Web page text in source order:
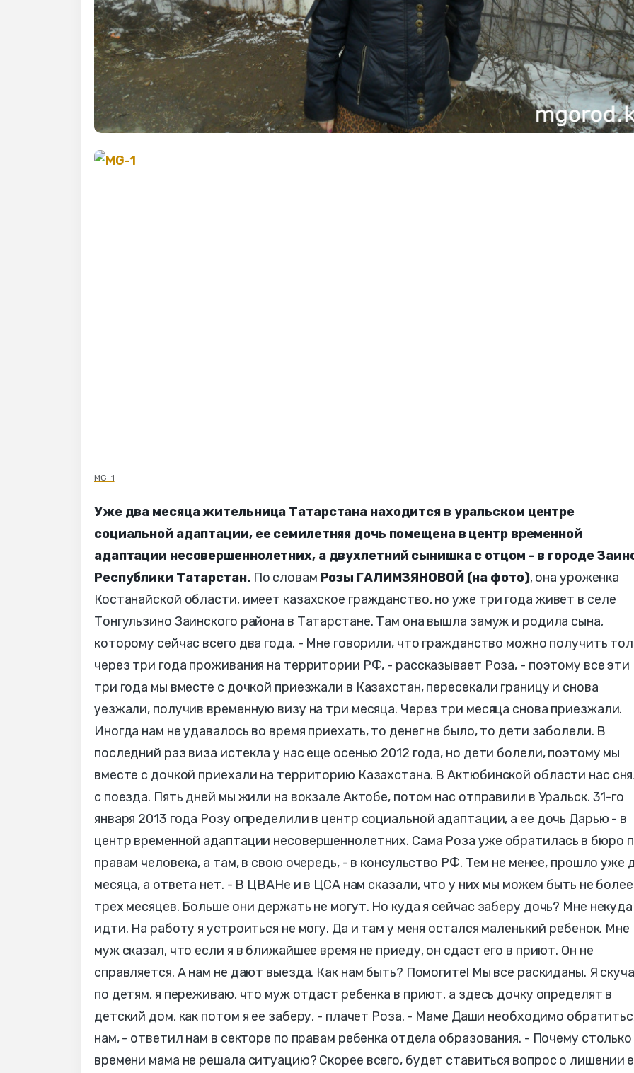
MG-1
Уже два месяца жительница Татарстана находится в уральском центре
социальной адаптации, ее семилетняя дочь помещена в центр временной
адаптации несовершеннолетних, а двухлетний сынишка с отцом - в городе
Республики Татарстан.По словам Розы ГАЛИМЗЯНОВОЙ (на фото), она уроженка
Костанайской области, имеет казахское гражданство, но уже три года живет в селе
Тонгульзино Заинского района в Татарстане. Там она вышла замуж и родила сына,
которому сейчас всего два года. - Мне говорили, что гражданство можно получить
через три года проживания на территории РФ, - рассказывает Роза, - поэтому все эти
три года мы вместе с дочкой приезжали в Казахстан, пересекали границу и снова
уезжали, получив временную визу на три месяца. Через три месяца снова приезжали.
Иногда нам не удавалось во время приехать, то денег не было, то дети заболели. В
последний раз виза истекла у нас еще осенью 2012 года, но дети болели, поэтому мы
вместе с дочкой приехали на территорию Казахстана. В Актюбинской области нас
с поезда. Пять дней мы жили на вокзале Актобе, потом нас отправили в Уральск. 31-го
января 2013 года Розу определили в центр социальной адаптации, а ее дочь Дарью - в
центр временной адаптации несовершеннолетних. Сама Роза уже обратилась в бюро
правам человека, а там, в свою очередь, - в консульство РФ. Тем не менее, прошло уже
месяца, а ответа нет. - В ЦВАНе и в ЦСА нам сказали, что у них мы можем быть не более
трех месяцев. Больше они держать не могут. Но куда я сейчас заберу дочь? Мне некуда
идти. На работу я устроиться не могу. Да и там у меня остался маленький ребенок. Мне
муж сказал, что если я в ближайшее время не приеду, он сдаст его в приют. Он не
справляется. А нам не дают выезда. Как нам быть? Помогите! Мы все раскиданы. Я
по детям, я переживаю, что муж отдаст ребенка в приют, а здесь дочку определят в
детский дом, как потом я ее заберу, - плачет Роза. - Маме Даши необходимо
нам, - ответил нам в секторе по правам ребенка отдела образования. - Почему столько
времени мама не решала ситуацию? Скорее всего, будет ставиться вопрос о лишении